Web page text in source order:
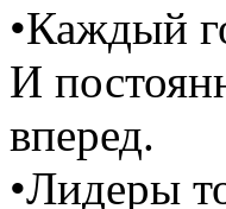
•Каждый
И
вперед.
•Лидеры